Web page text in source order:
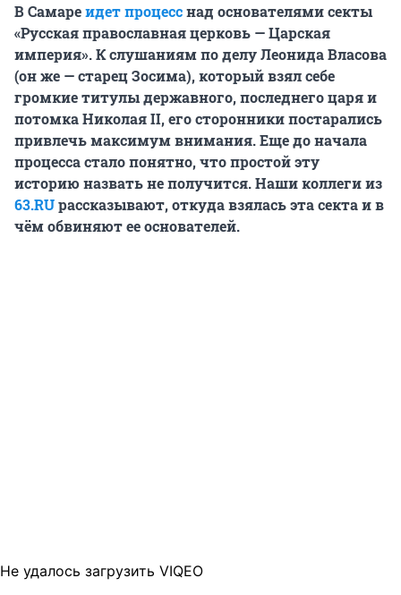
В Самареидет процесснад основателями секты
«Русская православная церковь — Царская
империя». К слушаниям по делу Леонида Власова
(он же — старец Зосима), который взял себе
громкие титулы державного, последнего царя и
потомка Николая II, его сторонники постарались
привлечь максимум внимания. Еще до начала
процесса стало понятно, что простой эту
историю назвать не получится. Наши коллеги из
63.RUрассказывают, откуда взялась эта секта и в
чём обвиняют ее основателей.
Не удалось загрузить VIQEO